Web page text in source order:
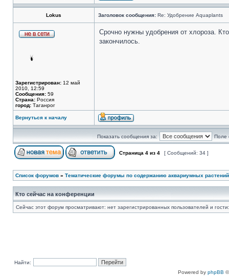
Lokus Заголовок сообщения: Re: Удобрение Aquaplants
Зарегистрирован: 12 май
2010, 12:59
Сообщения: 59
Страна: Россия
город: Таганрог
Срочно нужны удобрения от хлороза.
закончилось.
Вернуться к началу
Показать сообщения за: Поле
Страница 4 из 4 [ Сообщений: 34 ]
Список форумов » Тематические форумы по содержанию аквариумных
Кто сейчас на конференции
Сейчас этот форум просматривают: нет зарегистрированных пользователей и
Найти:
Powered by phpBB